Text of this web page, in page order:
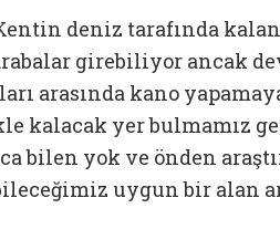
deniz tarafında kalan
girebiliyor ancak
arasında kano
kalacak yer bulmamız
bilen yok ve önden
uygun bir alan